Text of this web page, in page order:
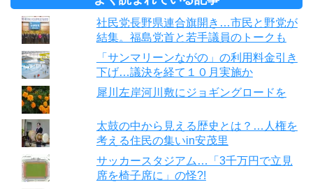
社民党長野県連合旗開き…市民と野党が
結集。福島党首と若手議員のトークも
「サンマリーンながの」の利用料金引き
下げ…議決を経て１０月実施か
犀川左岸河川敷にジョギングロードを
太鼓の中から見える歴史とは？…人権を
考える住民の集いin安茂里
サッカースタジアム…「3千万円で立見
席を椅子席に」の怪?!